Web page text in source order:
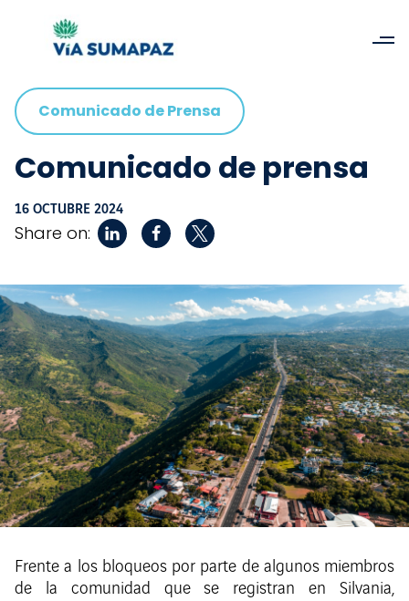
Comunicado de Prensa
Comunicado de prensa
16 OCTUBRE 2024
Share on:
Frente a los bloqueos por parte de algunos miembros
de la comunidad que se registran en Silvania,